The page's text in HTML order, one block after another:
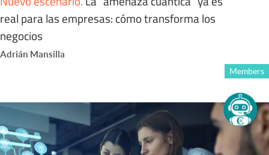
real para las empresas: cómo transforma los
negocios
Adrián Mansilla
Members